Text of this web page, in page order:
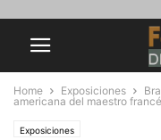
Home Exposiciones
americana del maestro
Exposiciones